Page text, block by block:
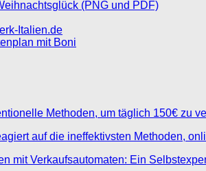
(PNG und PDF)
Italien.de
mit Boni
Methoden, um täglich 150€ zu
auf die ineffektivsten Methoden,
mit Verkaufsautomaten: Ein